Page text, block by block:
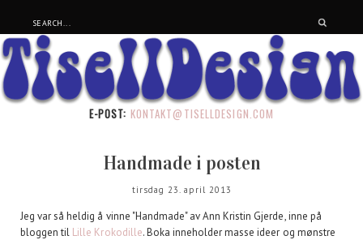
E-POST: KONTAKT@TISELLDESIGN.COM
Handmade i posten
tirsdag 23. april 2013
Jeg var så heldig å vinne "Handmade" av Ann Kristin Gjerde, inne på
bloggen til Lille Krokodille. Boka inneholder masse ideer og mønstre